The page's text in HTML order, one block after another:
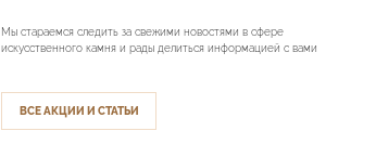
Мы стараемся следить за свежими новостями в сфере
искусственного камня и рады делиться информацией с вами
ВСЕ АКЦИИ И СТАТЬИ